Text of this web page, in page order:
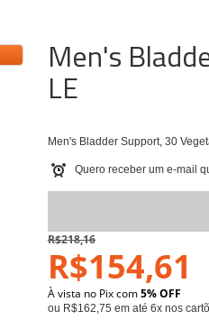
Men's
LE
Men's Bladder Support, 30
Quero receber um e-mail
R$218,16
R$154,61
À vista no Pix com5% OFF
ou R$162,75 em até 6x nos